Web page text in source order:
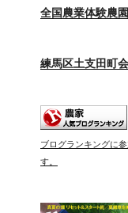
全国農業体験農
練馬区土支田町
ブログランキングに
す。